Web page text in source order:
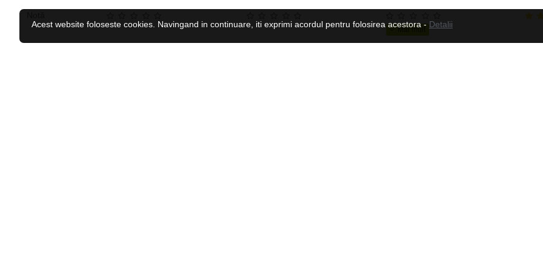
Acest website foloseste cookies. Navingand in continuare, iti exprimi acordul pentru folosirea acestora - Detalii